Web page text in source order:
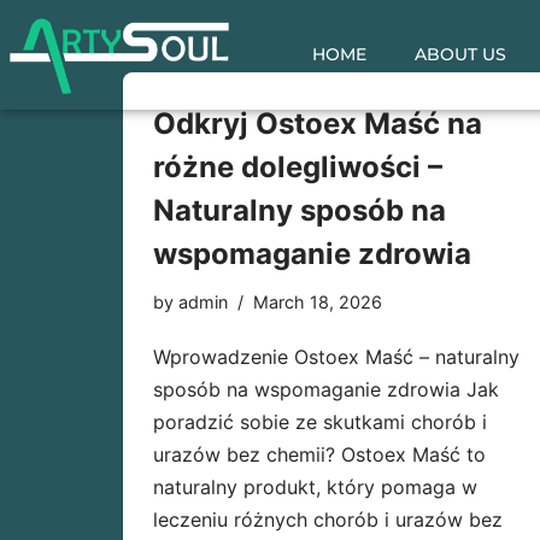
Skip
HOME ABOUT US
Odkryj Ostoex Maść na
różne dolegliwości –
Naturalny sposób na
wspomaganie zdrowia
by admin March 18, 2026
Wprowadzenie Ostoex Maść – naturalny
sposób na wspomaganie zdrowia Jak
poradzić sobie ze skutkami chorób i
urazów bez chemii? Ostoex Maść to
naturalny produkt, który pomaga w
leczeniu różnych chorób i urazów bez